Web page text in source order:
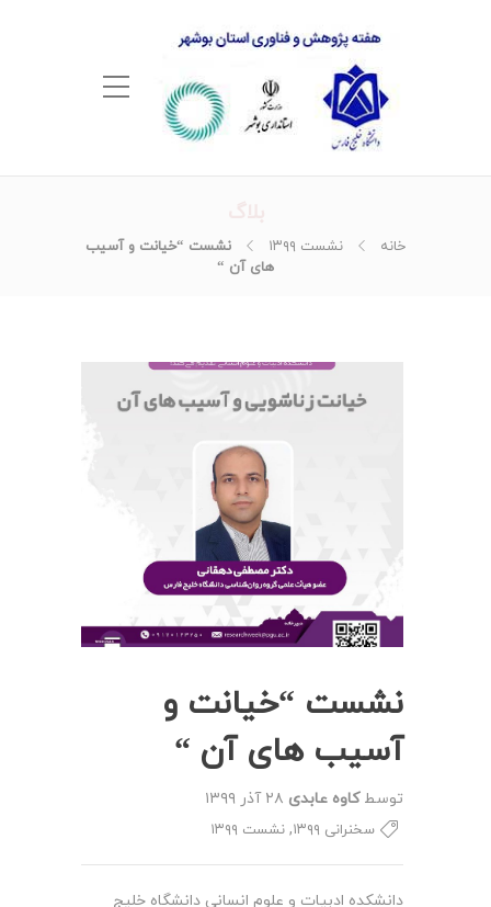
خانه نشست ۱۳۹۹
نشست “خیانت و آسیب
های آن “
نشست “خیانت و
آسیب های آن “
توسطکاوه عابدی ۲۸ آذر ۱۳۹۹
سخنرانی ۱۳۹۹ , نشست ۱۳۹۹
دانشکده ادبیات و علوم انسانی دانشگاه خلیج